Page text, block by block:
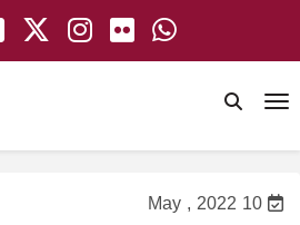
10 May , 2022